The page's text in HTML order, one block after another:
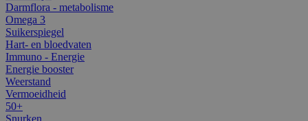
Darmflora - metabolisme
Omega 3
Suikerspiegel
Hart- en bloedvaten
Immuno - Energie
Energie booster
Weerstand
Vermoeidheid
50+
Snurken